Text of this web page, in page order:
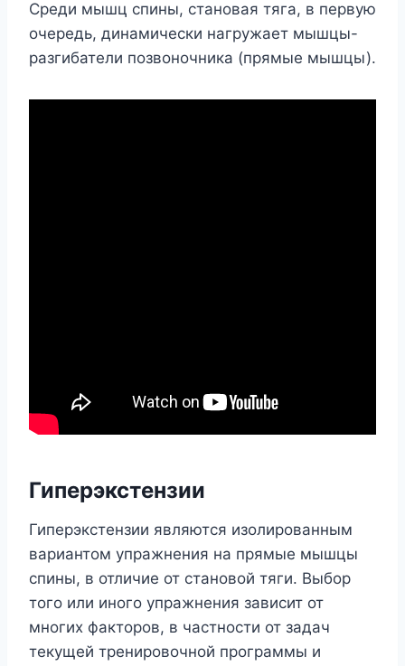
Среди мышц спины, становая тяга, в первую
очередь, динамически нагружает мышцы-
разгибатели позвоночника (прямые мышцы).
Гиперэкстензии
Гиперэкстензии являются изолированным
вариантом упражнения на прямые мышцы
спины, в отличие от становой тяги. Выбор
того или иного упражнения зависит от
многих факторов, в частности от задач
текущей тренировочной программы и